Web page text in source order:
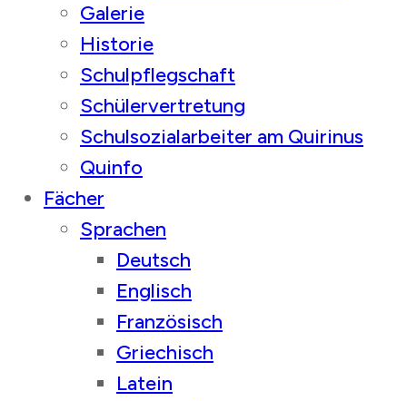
Galerie
Historie
Schulpflegschaft
Schülervertretung
Schulsozialarbeiter am Quirinus
Quinfo
Fächer
Sprachen
Deutsch
Englisch
Französisch
Griechisch
Latein